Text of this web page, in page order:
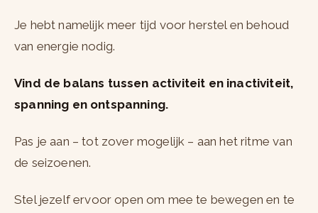
Je hebt namelijk meer tijd voor herstel en behoud
van energie nodig.
Vind de balans tussen activiteit en inactiviteit,
spanning en ontspanning.
Pas je aan – tot zover mogelijk – aan het ritme van
de seizoenen.
Stel jezelf ervoor open om mee te bewegen en te